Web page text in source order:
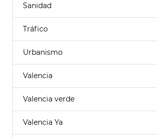
Sanidad
Tráfico
Urbanismo
Valencia
Valencia verde
Valencia Ya